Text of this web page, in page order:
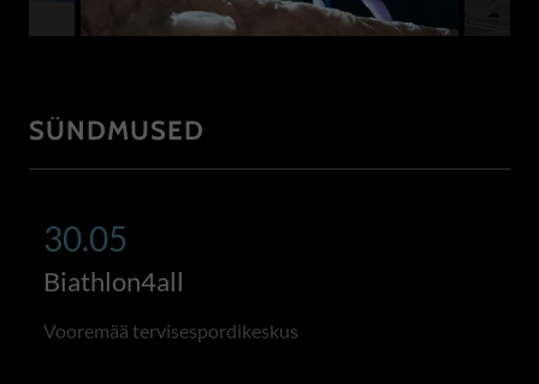
SÜNDMUSED
30.05
Biathlon4all
Vooremää tervisespordikeskus